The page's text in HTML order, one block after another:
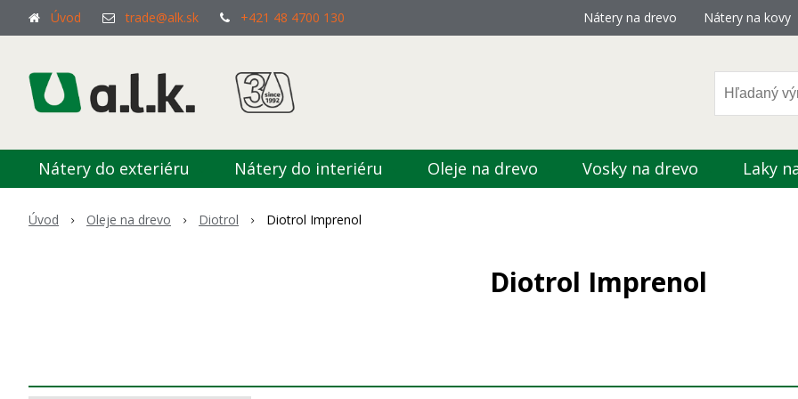
Úvod trade@alk.sk +421 48 4700 130 Nátery na drevo Nátery na kovy
Nátery do exteriéru Nátery do interiéru Oleje na drevo Vosky na drevo Laky
Úvod Oleje na drevo Diotrol Diotrol Imprenol
Diotrol Imprenol